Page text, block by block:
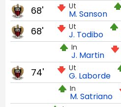
Ut
M. Sanson
68'
Ut
J. Todibo
68'
In
J. Martin
Ut
G. Laborde
74'
In
M. Satriano